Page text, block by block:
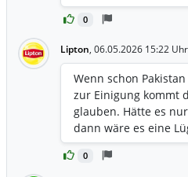
0
Lipton, 06.05.2026 15:22 Uhr
0
Wenn schon
zur Einigung kommt
glauben. Hätte es
dann wäre es eine